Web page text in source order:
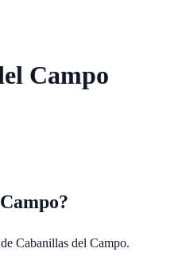
Campo
?
Cabanillas del Campo.